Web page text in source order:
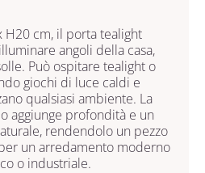
cm, il porta tealight
angoli della casa,
Può ospitare tealight o
giochi di luce caldi e
qualsiasi ambiente. La
aggiunge profondità e un
rendendolo un pezzo
un arredamento moderno
o industriale.